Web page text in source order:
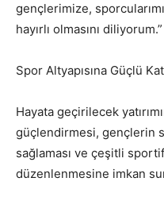
gençlerimize,
hayırlı olmasını
Spor Altyapısına Güçlü
Hayata geçirilecek
güçlendirmesi, gençlerin
sağlaması ve çeşitli
düzenlenmesine imkan